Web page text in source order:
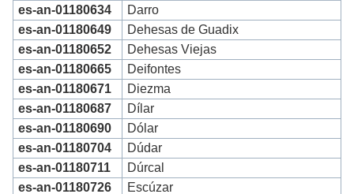
es-an-01180634
Darro
es-an-01180649
Dehesas de Guadix
es-an-01180652
Dehesas Viejas
es-an-01180665
Deifontes
es-an-01180671
Diezma
es-an-01180687
Dílar
es-an-01180690
Dólar
es-an-01180704
Dúdar
es-an-01180711
Dúrcal
es-an-01180726
Escúzar